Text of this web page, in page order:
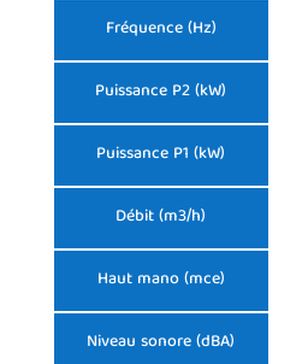
Fréquence (Hz)
Puissance P2 (kW)
Puissance P1 (kW)
Débit (m3/h)
Haut mano (mce)
Niveau sonore (dBA)